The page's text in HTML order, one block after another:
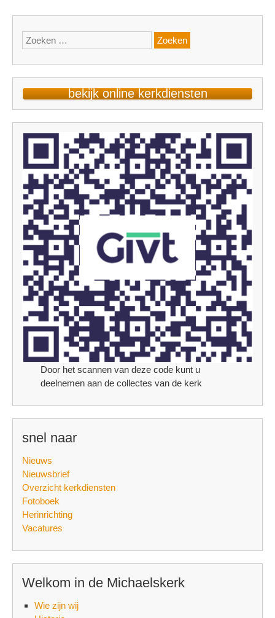
Zoeken
naar:
bekijk online kerkdiensten
Door het scannen van deze code kunt u
deelnemen aan de collectes van de kerk
snel naar
Nieuws
Nieuwsbrief
Overzicht kerkdiensten
Fotoboek
Herinrichting
Vacatures
Welkom in de Michaelskerk
Wie zijn wij